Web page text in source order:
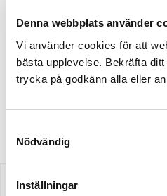
Denna webbplats använder
Vi använder cookies för att
bästa upplevelse. Bekräfta
trycka på godkänn alla eller
Nödvändig
Inställningar
Lägg till
Finns i lager
Minsta beställning: 1 st
Beskrivning